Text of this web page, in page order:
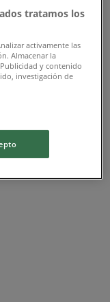
Hummel
yeniden icat eden
tratamos los
activamente las
Almacenar la
y contenido
investigación de